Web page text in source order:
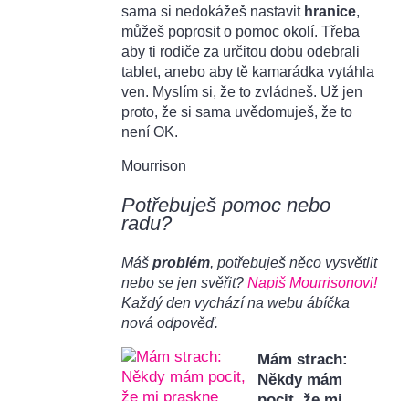
sama si nedokážeš nastavit hranice,
můžeš poprosit o pomoc okolí. Třeba
aby ti rodiče za určitou dobu odebrali
tablet, anebo aby tě kamarádka vytáhla
ven. Myslím si, že to zvládneš. Už jen
proto, že si sama uvědomuješ, že to
není OK.
Mourrison
Potřebuješ pomoc nebo
radu?
Máš problém, potřebuješ něco vysvětlit
nebo se jen svěřit? Napiš Mourrisonovi!
Každý den vychází na webu ábíčka
nová odpověď.
Mám strach:
Někdy mám